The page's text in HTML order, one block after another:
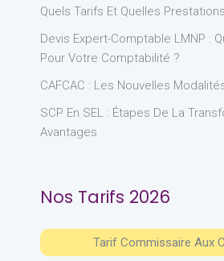
Quels Tarifs Et Quelles
Devis Expert-Comptable LMNP :
Pour Votre Comptabilité ?
CAFCAC : Les Nouvelles
SCP En SEL : Étapes De La
Avantages
Nos Tarifs 2026
Tarif Commissaire Aux